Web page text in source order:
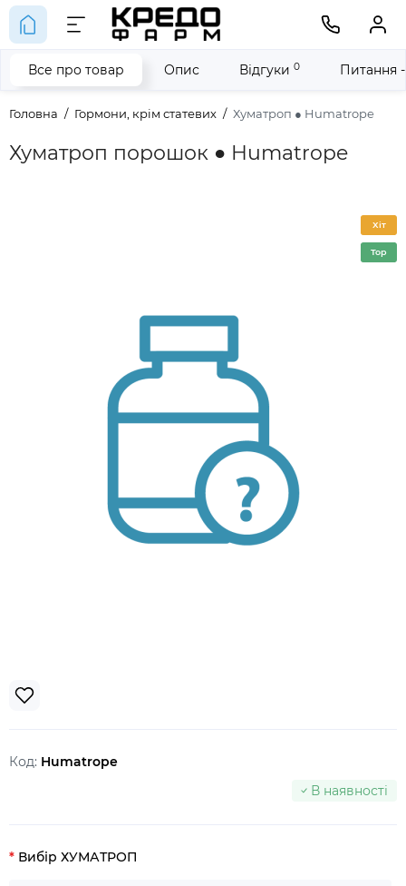
Головна Гормони, крім статевих Хуматроп ● Humatrope
Хуматроп порошок ● Humatrope
Все про товар Опис Відгуки 0 Питання
Хіт
Top
Код: Humatrope
В наявності
Вибір ХУМАТРОП